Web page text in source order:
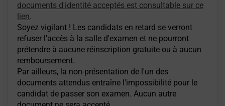
documents d'identité acceptés est consultable sur ce
lien.
Soyez vigilant ! Les candidats en retard se verront
refuser l'accès à la salle d'examen et ne pourront
prétendre à aucune réinscription gratuite ou à aucun
remboursement.
Par ailleurs, la non-présentation de l'un des
documents attendus entraîne l'impossibilité pour le
candidat de passer son examen. Aucun autre